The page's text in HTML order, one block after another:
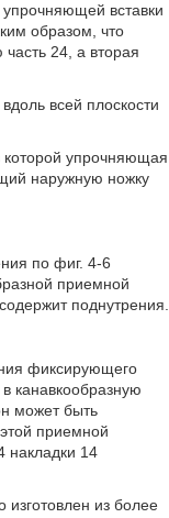
вставки
образом, что
24, а вторая
всей плоскости
которой упрочняющая
наружную ножку
по фиг. 4-6
приемной
поднутрения.
фиксирующего
канавкообразную
может быть
приемной
накладки 14
из более